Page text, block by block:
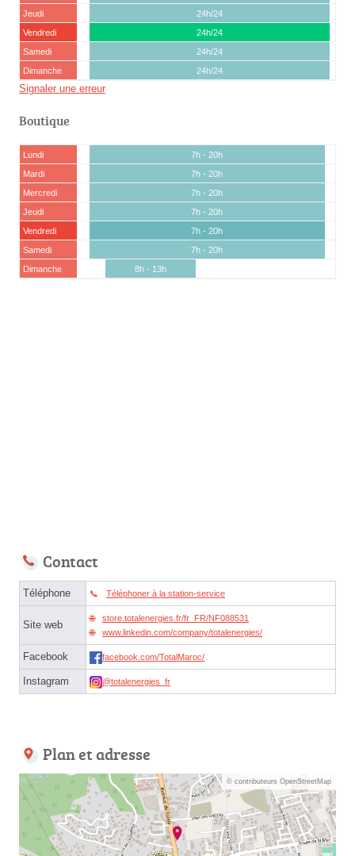
Jeudi
24h/24
Vendredi
24h/24
Samedi
24h/24
Dimanche
24h/24
Signaler une erreur
Boutique
Lundi
7h - 20h
Mardi
7h - 20h
Mercredi
7h - 20h
Jeudi
7h - 20h
Vendredi
7h - 20h
Samedi
7h - 20h
Dimanche
8h - 13h
Contact
Téléphone Téléphoner à la station-service
Site web
store.totalenergies.fr/fr_FR/NF088531
www.linkedin.com/company/totalenergies/
Facebook facebook.com/TotalMaroc/
Instagram @totalenergies_fr
Plan et adresse
© contributeurs OpenStreetMap